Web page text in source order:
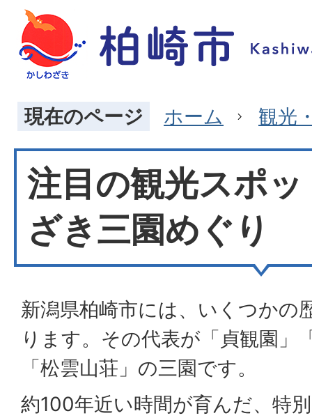
現在のページ ホーム 観光
注目の観光スポ
ざき三園めぐり
新潟県柏崎市には、いくつかの
ります。その代表が「貞観園」
「松雲山荘」の三園です。
約100年近い時間が育んだ、特